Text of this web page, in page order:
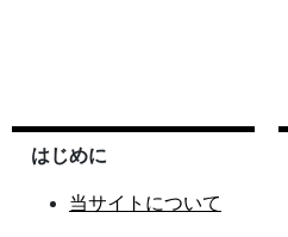
はじめに
当サイトについて